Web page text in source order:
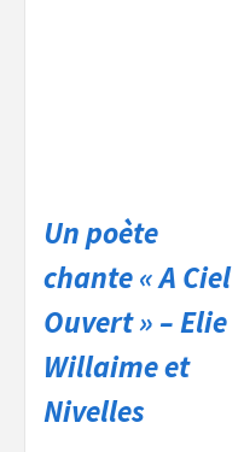
Un poète
chante « A Ciel
Ouvert » – Elie
Willaime et
Nivelles